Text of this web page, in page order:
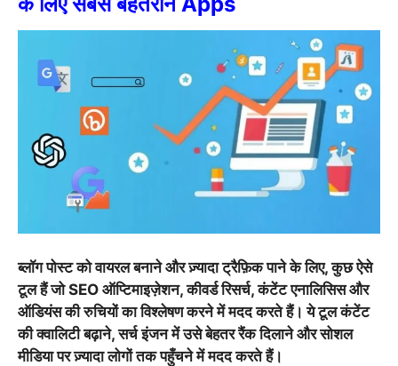
ब्लॉग पोस्ट को वायरल बनाने और ज़्यादा ट्रैफ़िक पाने के लिए, कुछ ऐसे
टूल हैं जो SEO ऑप्टिमाइज़ेशन, कीवर्ड रिसर्च, कंटेंट एनालिसिस और
ऑडियंस की रुचियों का विश्लेषण करने में मदद करते हैं। ये टूल कंटेंट
की क्वालिटी बढ़ाने, सर्च इंजन में उसे बेहतर रैंक दिलाने और सोशल
मीडिया पर ज़्यादा लोगों तक पहुँचने में मदद करते हैं।